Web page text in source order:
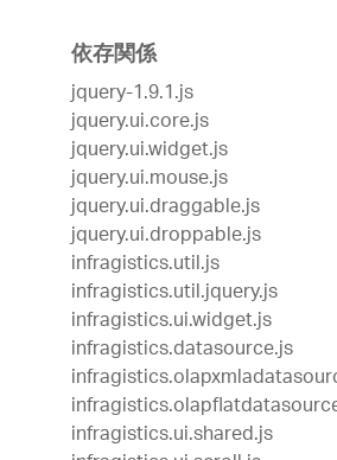
依存関係
jquery-1.9.1.js
jquery.ui.core.js
jquery.ui.widget.js
jquery.ui.mouse.js
jquery.ui.draggable.js
jquery.ui.droppable.js
infragistics.util.js
infragistics.util.jquery.js
infragistics.ui.widget.js
infragistics.datasource.js
infragistics.ui.shared.js